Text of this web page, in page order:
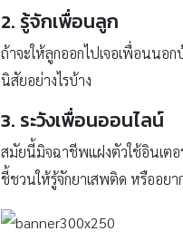
2. รู้จักเพื่อนลูก
ถ้าจะให้ลูกออกไปเจอเพื่อนนอ
นิสัยอย่างไรบ้าง
3. ระวังเพื่อนออนไลน์
สมัยนี้มิจฉาชีพแฝงตัวใช้อินเตอ
ชี้ชวนให้รู้จักยาเสพติด หรืออย